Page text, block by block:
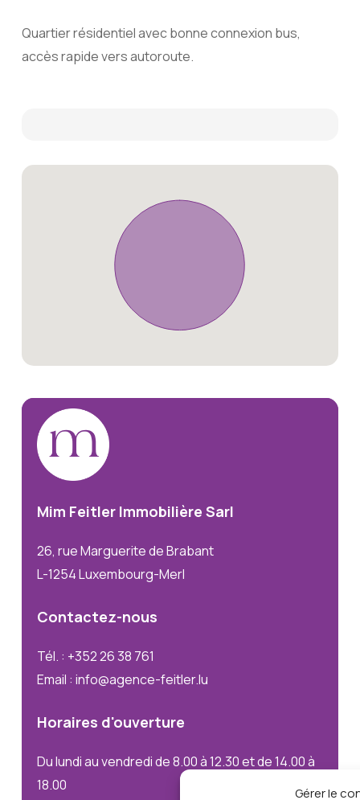
Gérer le
Quartier résidentiel avec bonne connexion bus,
accès rapide vers autoroute.
Mim Feitler Immobilière Sarl
26, rue Marguerite de Brabant
L-1254 Luxembourg-Merl
Contactez-nous
Tél. : +352 26 38 761
Email : info@agence-feitler.lu
Horaires d'ouverture
Du lundi au vendredi de 8.00 à 12.30 et de 14.00 à
18.00